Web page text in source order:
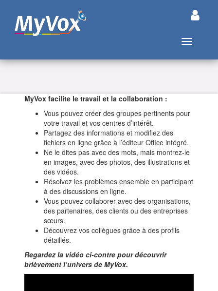
Basculer
MyVox facilite le travail et la collaboration :
Vous pouvez créer des groupes pertinents pour
votre travail et vos centres d’intérêt.
Partagez des informations et modifiez des
fichiers en ligne grâce à l’éditeur Office intégré.
Ne le dites pas avec des mots, mais montrez-le
en images, avec des photos, des illustrations et
des vidéos.
Résolvez les problèmes ensemble en participant
à des discussions en ligne.
Vous pouvez collaborer avec des organisations,
des partenaires, des clients ou des entreprises
sœurs.
Découvrez vos collègues grâce à des profils
détaillés.
Regardez la vidéo ci-contre pour découvrir
brièvement l’univers de MyVox.